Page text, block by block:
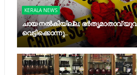
KERALA NEWS
ചായ നൽകിയില്ല; ഭർതൃമാതാവ്
വെട്ടിക്കൊന്നു..